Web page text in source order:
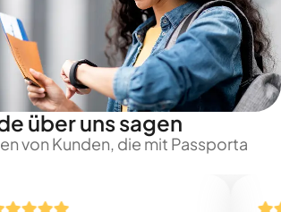
über uns sagen
von Kunden, die mit Passporta